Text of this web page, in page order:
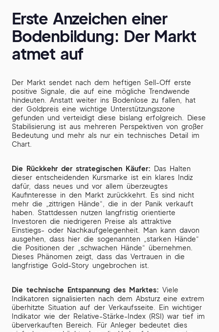
Erste Anzeichen einer
Bodenbildung: Der Markt
atmet auf
Der Markt sendet nach dem heftigen Sell-Off erste
positive Signale, die auf eine mögliche Trendwende
hindeuten. Anstatt weiter ins Bodenlose zu fallen, hat
der Goldpreis eine wichtige Unterstützungszone
gefunden und verteidigt diese bislang erfolgreich. Diese
Stabilisierung ist aus mehreren Perspektiven von großer
Bedeutung und mehr als nur ein technisches Detail im
Chart.
Die Rückkehr der strategischen Käufer: Das Halten
dieser entscheidenden Kursmarke ist ein klares Indiz
dafür, dass neues und vor allem überzeugtes
Kaufinteresse in den Markt zurückkehrt. Es sind nicht
mehr die „zittrigen Hände“, die in der Panik verkauft
haben. Stattdessen nutzen langfristig orientierte
Investoren die niedrigeren Preise als attraktive
Einstiegs- oder Nachkaufgelegenheit. Man kann davon
ausgehen, dass hier die sogenannten „starken Hände“
die Positionen der „schwachen Hände“ übernehmen.
Dieses Phänomen zeigt, dass das Vertrauen in die
langfristige Gold-Story ungebrochen ist.
Die technische Entspannung des Marktes: Viele
Indikatoren signalisierten nach dem Absturz eine extrem
überhitzte Situation auf der Verkaufsseite. Ein wichtiger
Indikator wie der Relative-Stärke-Index (RSI) war tief im
überverkauften Bereich. Für Anleger bedeutet dies